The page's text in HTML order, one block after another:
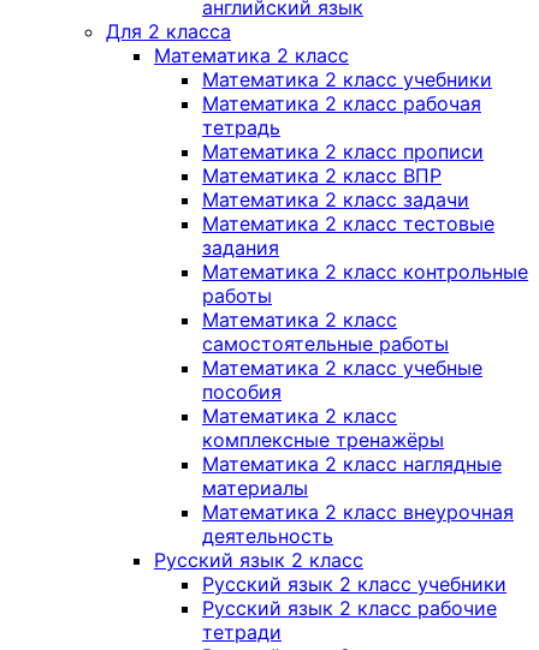
английский язык
Для 2 класса
Математика 2 класс
Математика 2 класс учебники
Математика 2 класс рабочая
тетрадь
Математика 2 класс прописи
Математика 2 класс ВПР
Математика 2 класс задачи
Математика 2 класс тестовые
задания
Математика 2 класс контрольные
работы
Математика 2 класс
самостоятельные работы
Математика 2 класс учебные
пособия
Математика 2 класс
комплексные тренажёры
Математика 2 класс наглядные
материалы
Математика 2 класс внеурочная
деятельность
Русский язык 2 класс
Русский язык 2 класс учебники
Русский язык 2 класс рабочие
тетради